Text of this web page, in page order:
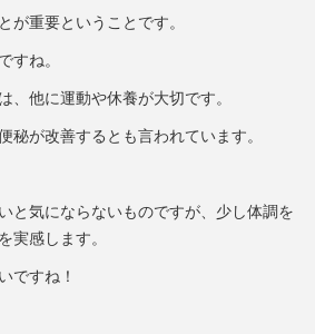
が重要ということです。
すね。
、他に運動や休養が大切です。
秘が改善するとも言われています。
と気にならないものですが、少し体調を
実感します。
ですね！